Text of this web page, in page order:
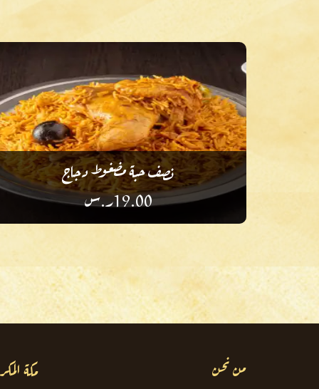
نصف حبة مضغوط دجاج
19.00ر.س
أضف إلى أطباقك المفضلة
من نحن مكة